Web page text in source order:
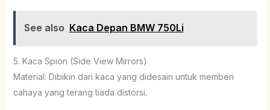
See also Kaca Depan BMW 750Li
5. Kaca Spion (Side View Mirrors)
Material: Dibikin dari kaca yang didesain untuk memberi
cahaya yang terang tiada distorsi.